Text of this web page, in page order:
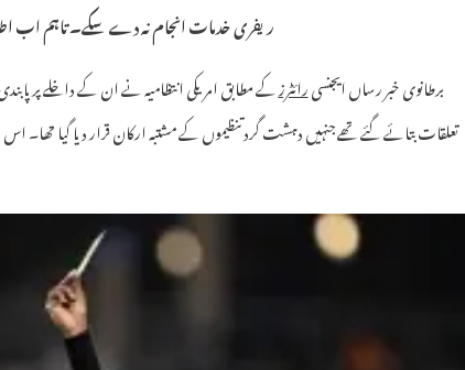
ریفری خدمات انجام نہ دے سکے۔ تاہم اب
برطانوی خبر رساں ایجنسیرائٹرزکے مطابق امریکی انتظامیہ نے ان کے داخلے پر
تعلقات بتائے گئے تھے جنہیں دہشت گرد تنظیموں کے مشتبہ ارکان قرار دیا گیا